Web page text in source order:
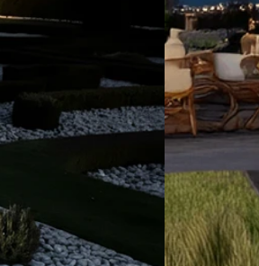
Marketing
jako je přihlášení uživatele a správa účtu. Webové
cookie používá služba Cookie-Script.com k
předvoleb souhlasu se soubory cookie
Je nutné, aby banner cookie Cookie-Script.com